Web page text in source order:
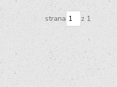
strana z 1